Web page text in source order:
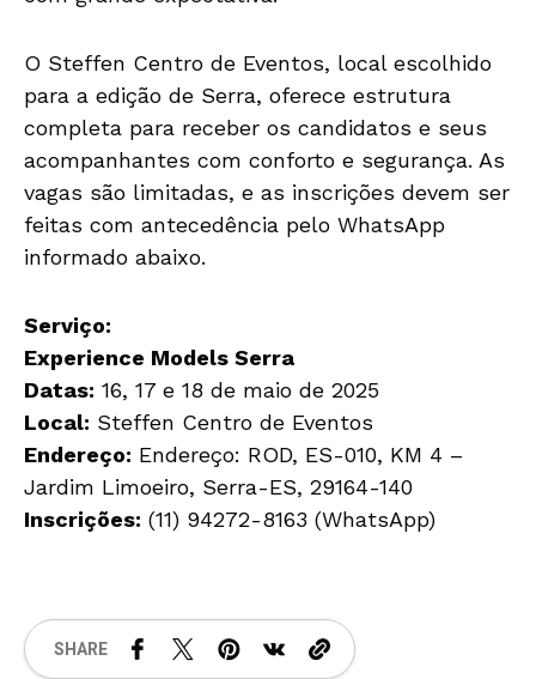
O Steffen Centro de Eventos, local escolhido
para a edição de Serra, oferece estrutura
completa para receber os candidatos e seus
acompanhantes com conforto e segurança. As
vagas são limitadas, e as inscrições devem ser
feitas com antecedência pelo WhatsApp
informado abaixo.
Serviço:
Experience Models Serra
Datas: 16, 17 e 18 de maio de 2025
Local: Steffen Centro de Eventos
Endereço: Endereço: ROD, ES-010, KM 4 –
Jardim Limoeiro, Serra-ES, 29164-140
Inscrições: (11) 94272-8163 (WhatsApp)
SHARE